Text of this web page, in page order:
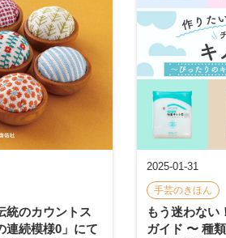
統のカウントス
続模様0」にて
2025-01-31
手芸のきほん
もう迷わない
ガイド 〜 種